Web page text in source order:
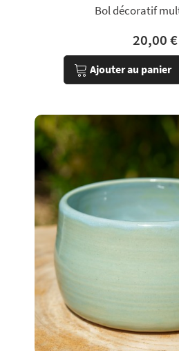
Bol décoratif
20,00 €
Ajouter au panier